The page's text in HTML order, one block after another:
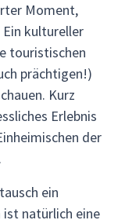
Moment,
kultureller
touristischen
prächtigen!)
Kurz
Erlebnis
der
ein
natürlich eine